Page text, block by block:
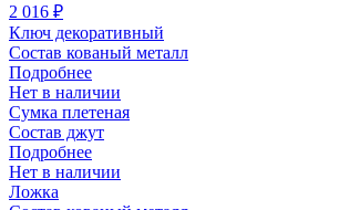
2 016 ₽
Ключ декоративный
Состав кованый металл
Подробнее
Нет в наличии
Сумка плетеная
Состав джут
Подробнее
Нет в наличии
Ложка